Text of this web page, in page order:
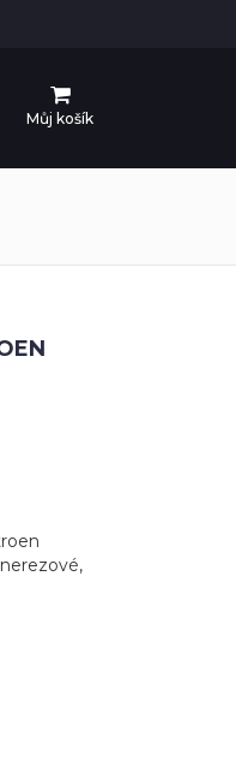
Můj košík